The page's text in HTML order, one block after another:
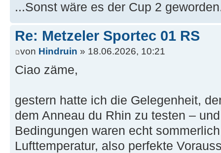
...Sonst wäre es der Cup 2
Re: Metzeler Sportec 01 RS
von Hindruin » 18.06.2026, 10:21
Ciao zäme,
gestern hatte ich die Gelegenheit,
dem Anneau du Rhin zu testen –
Bedingungen waren echt
Lufttemperatur, also perfekte